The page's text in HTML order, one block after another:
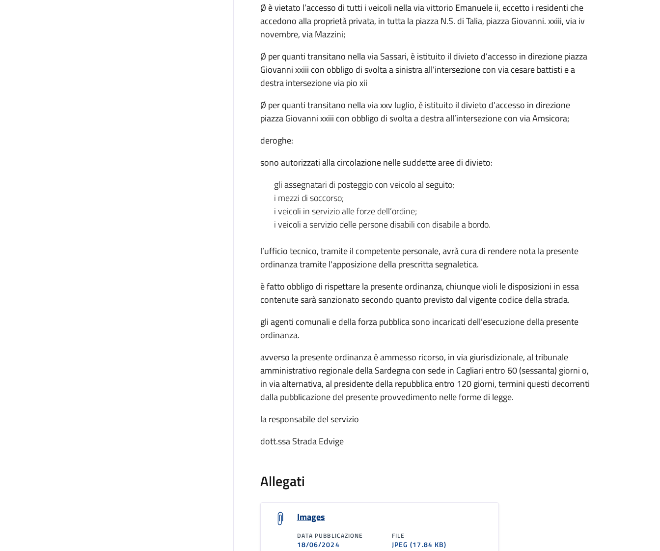
Ø è vietato l’accesso di tutti i veicoli nella via vittorio Emanuele ii, eccetto i residenti che
accedono alla proprietà privata, in tutta la piazza N.S. di Talia, piazza Giovanni. xxiii, via iv
novembre, via Mazzini;
Ø per quanti transitano nella via Sassari, è istituito il divieto d’accesso in direzione piazza
Giovanni xxiii con obbligo di svolta a sinistra all’intersezione con via cesare battisti e a
destra intersezione via pio xii
Ø per quanti transitano nella via xxv luglio, è istituito il divieto d’accesso in direzione
piazza Giovanni xxiii con obbligo di svolta a destra all’intersezione con via Amsicora;
deroghe:
sono autorizzati alla circolazione nelle suddette aree di divieto:
gli assegnatari di posteggio con veicolo al seguito;
i mezzi di soccorso;
i veicoli in servizio alle forze dell’ordine;
i veicoli a servizio delle persone disabili con disabile a bordo.
l’ufficio tecnico, tramite il competente personale, avrà cura di rendere nota la presente
ordinanza tramite l'apposizione della prescritta segnaletica.
è fatto obbligo di rispettare la presente ordinanza, chiunque violi le disposizioni in essa
contenute sarà sanzionato secondo quanto previsto dal vigente codice della strada.
gli agenti comunali e della forza pubblica sono incaricati dell’esecuzione della presente
ordinanza.
avverso la presente ordinanza è ammesso ricorso, in via giurisdizionale, al tribunale
amministrativo regionale della Sardegna con sede in Cagliari entro 60 (sessanta) giorni o,
in via alternativa, al presidente della repubblica entro 120 giorni, termini questi decorrenti
dalla pubblicazione del presente provvedimento nelle forme di legge.
la responsabile del servizio
dott.ssa Strada Edvige
Allegati
Images
DATA PUBBLICAZIONE
18/06/2024
FILE
JPEG(17.84 KB)